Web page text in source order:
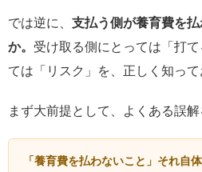
では逆に、 支払う側が養育費を
か。 受け取る側にとっては「打
ては「リスク」を、正しく知って
まず大前提として、よくある誤解
「養育費を払わないこと」それ自